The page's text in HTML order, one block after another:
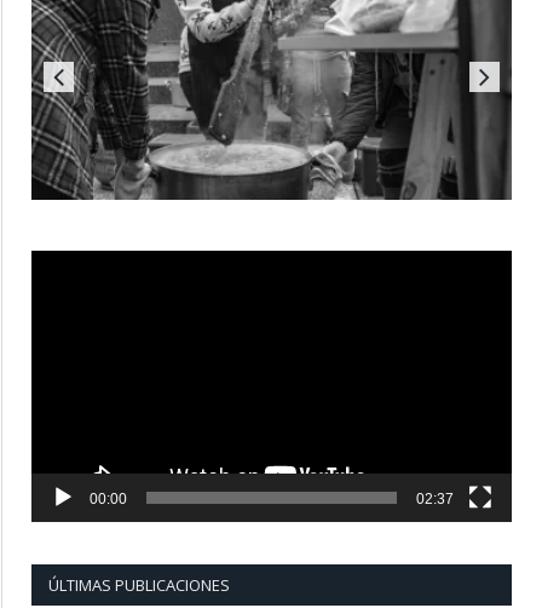
00:00 02:37
ÚLTIMAS PUBLICACIONES